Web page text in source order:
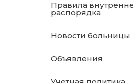
Правила
распорядка
Новости больницы
Объявления